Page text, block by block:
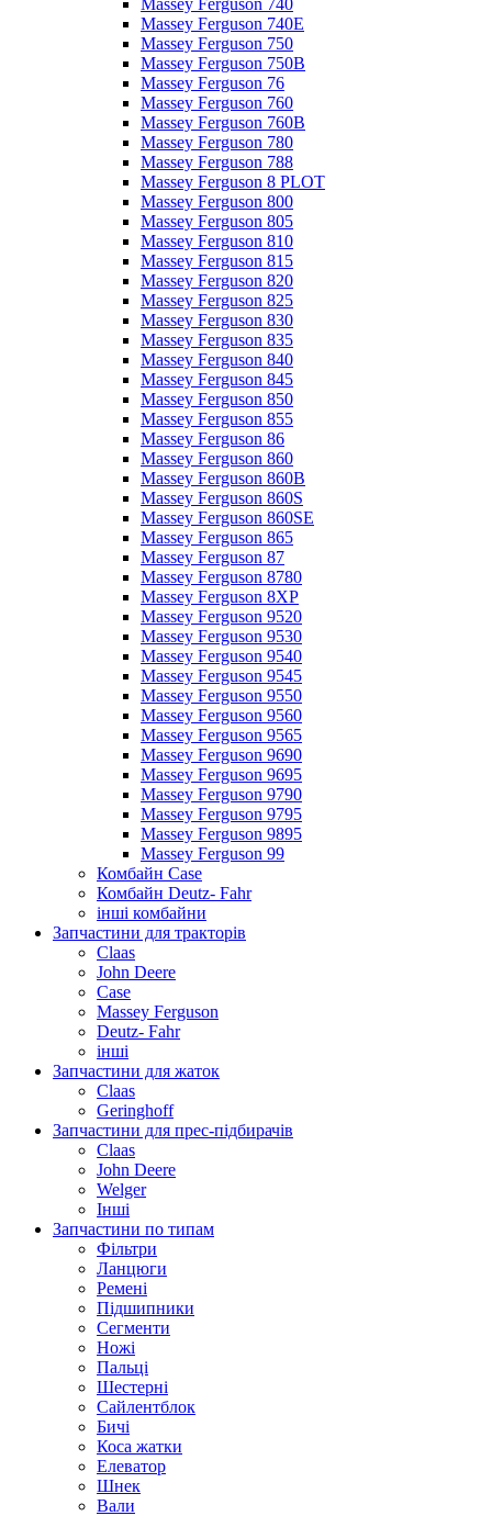
Massey Ferguson 740
Massey Ferguson 740E
Massey Ferguson 750
Massey Ferguson 750B
Massey Ferguson 76
Massey Ferguson 760
Massey Ferguson 760B
Massey Ferguson 780
Massey Ferguson 788
Massey Ferguson 8 PLOT
Massey Ferguson 800
Massey Ferguson 805
Massey Ferguson 810
Massey Ferguson 815
Massey Ferguson 820
Massey Ferguson 825
Massey Ferguson 830
Massey Ferguson 835
Massey Ferguson 840
Massey Ferguson 845
Massey Ferguson 850
Massey Ferguson 855
Massey Ferguson 86
Massey Ferguson 860
Massey Ferguson 860B
Massey Ferguson 860S
Massey Ferguson 860SE
Massey Ferguson 865
Massey Ferguson 87
Massey Ferguson 8780
Massey Ferguson 8XP
Massey Ferguson 9520
Massey Ferguson 9530
Massey Ferguson 9540
Massey Ferguson 9545
Massey Ferguson 9550
Massey Ferguson 9560
Massey Ferguson 9565
Massey Ferguson 9690
Massey Ferguson 9695
Massey Ferguson 9790
Massey Ferguson 9795
Massey Ferguson 9895
Massey Ferguson 99
Комбайн Case
Комбайн Deutz- Fahr
інші комбайни
Запчастини для тракторів
Claas
John Deere
Case
Massey Ferguson
Deutz- Fahr
інші
Запчастини для жаток
Claas
Geringhoff
Запчастини для прес-підбирачів
Claas
John Deere
Welger
Інші
Запчастини по типам
Фільтри
Ланцюги
Ремені
Підшипники
Сегменти
Ножі
Пальці
Шестерні
Сайлентблок
Бичі
Коса жатки
Елеватор
Шнек
Вали